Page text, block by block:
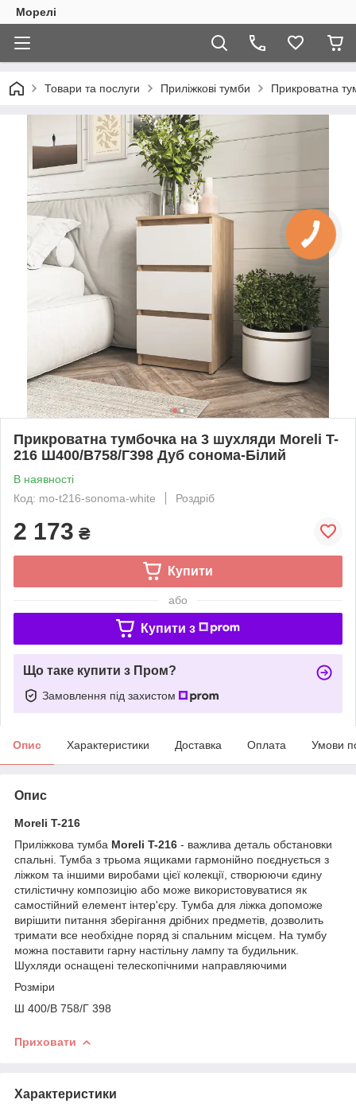
Морелі
Товари та послуги Приліжкові тумби Прикроватна
Прикроватна тумбочка на 3 шухляди Moreli T-
216 Ш400/В758/Г398 Дуб сонома-Білий
В наявності
Код: mo-t216-sonoma-white
Роздріб
2 173 ₴
Купити
або
Купити з
Що таке купити з Пром?
Замовлення під захистом
Опис Характеристики Доставка Оплата Умови
Опис
Moreli T-216
Приліжкова тумба Moreli T-216 - важлива деталь обстановки
спальні. Тумба з трьома ящиками гармонійно поєднується з
ліжком та іншими виробами цієї колекції, створюючи єдину
стилістичну композицію або може використовуватися як
самостійний елемент інтер'єру. Тумба для ліжка допоможе
вирішити питання зберігання дрібних предметів, дозволить
тримати все необхідне поряд зі спальним місцем. На тумбу
можна поставити гарну настільну лампу та будильник.
Шухляди оснащені телескопічними направляючими
Розміри
Ш 400/В 758/Г 398
Приховати
Характеристики